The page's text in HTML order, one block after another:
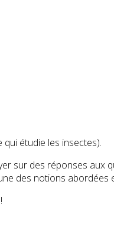
étudie les insectes).
sur des réponses
des notions abordées